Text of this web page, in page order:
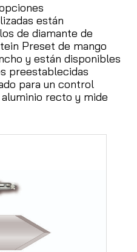
están
de diamante de
Preset de mango
y están disponibles
preestablecidas
para un control
recto y mide